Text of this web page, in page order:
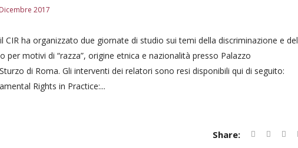
2017
CIR ha organizzato due giornate di studio sui temi della discriminazione e del
per motivi di “razza”, origine etnica e nazionalità presso Palazzo
di Roma. Gli interventi dei relatori sono resi disponibili qui di seguito:
Rights in Practice:...
Share: